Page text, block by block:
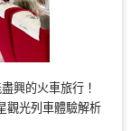
興的火車旅行！
觀光列車體驗解析